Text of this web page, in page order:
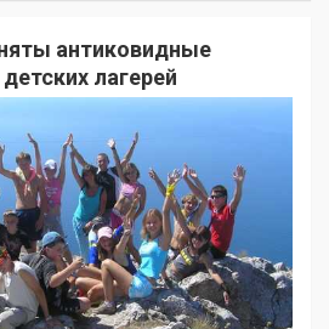
антиковидные
лагерей